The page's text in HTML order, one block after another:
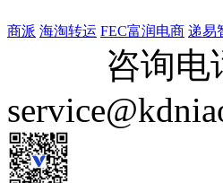
商派 海淘转运 FEC富润电商 递易
咨询电